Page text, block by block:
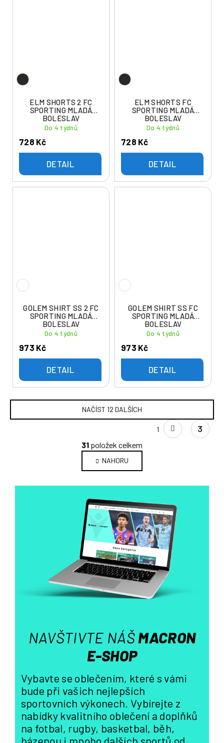
ELM SHORTS 2 FC
SPORTING MLADÁ
BOLESLAV
Do 4 týdnů
728 Kč
DETAIL
ELM SHORTS FC
SPORTING MLADÁ
BOLESLAV
Do 4 týdnů
728 Kč
DETAIL
GOLEM SHIRT SS 2 FC
SPORTING MLADÁ
BOLESLAV
Do 4 týdnů
973 Kč
DETAIL
GOLEM SHIRT SS FC
SPORTING MLADÁ
BOLESLAV
Do 4 týdnů
973 Kč
DETAIL
O
v
l
á
d
c
í
p
r
v
k
y
v
ý
u
NAČÍST 12 DALŠÍCH
1 3
31 položek celkem
NAHORU
NAVŠTIVTE NÁŠMACRON
E-SHOP
Vybavte se oblečením, které s vámi
bude při vašich nejlepších
sportovních výkonech. Vybírejte z
nabídky kvalitního oblečení a doplňků
na fotbal, rugby, basketbal, běh,